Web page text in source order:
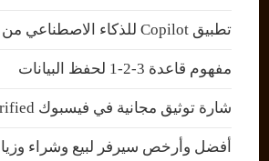
تطبيق Copilot للذكاء الاصطناعي من مايكروسوفت
مفهوم قاعدة 3-2-1 لحفظ البيانات
شارة توثيق مجانية في فيسبوك Facebook Verified
أفضل وأرخص سيرفر لبيع وشراء